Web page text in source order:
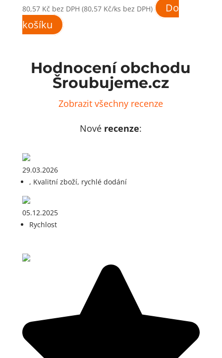
80,57 Kč bez DPH (80,57 Kč/ks bez DPH)
Do
košíku
Hodnocení obchodu
Šroubujeme.cz
Zobrazit všechny recenze
Nové recenze:
29.03.2026
, Kvalitní zboží, rychlé dodání
05.12.2025
Rychlost